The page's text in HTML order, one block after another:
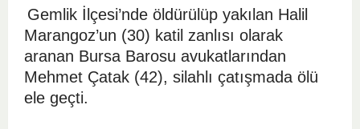
Gemlik İlçesi’nde öldürülüp yakılan Halil
Marangoz’un (30) katil zanlısı olarak
aranan Bursa Barosu avukatlarından
Mehmet Çatak (42), silahlı çatışmada ölü
ele geçti.